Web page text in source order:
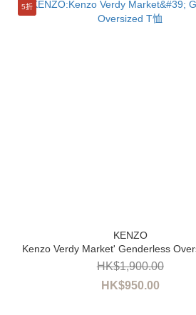
5折
Kenzo Verdy Market' Genderless
HK$950.00
HK$1,900.00